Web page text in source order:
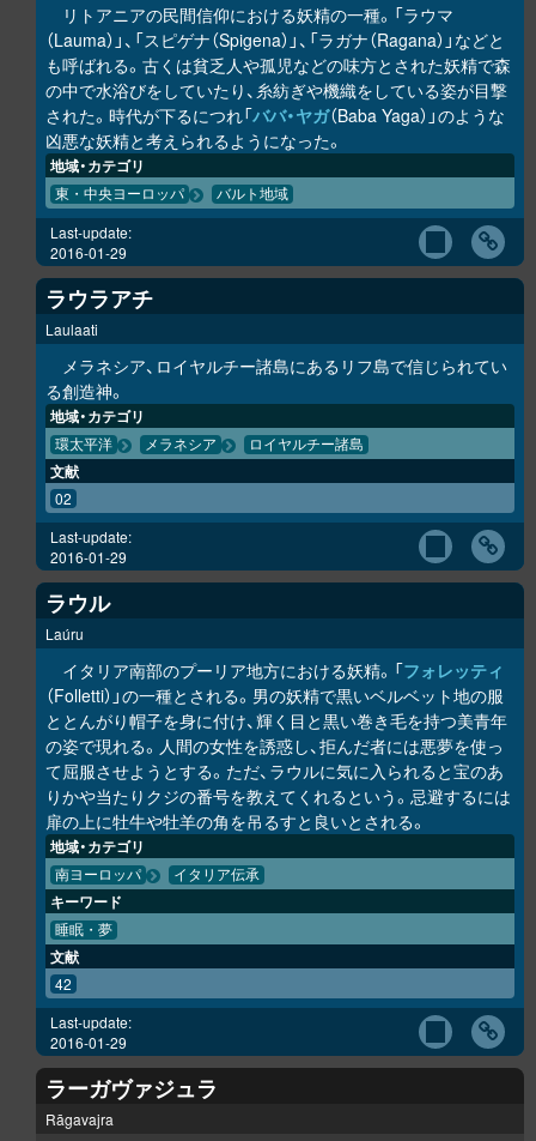
リトアニアの民間信仰における妖精の一種。「ラウマ
（Lauma）」、「スピゲナ（Spigena）」、「ラガナ（Ragana）」などと
も呼ばれる。古くは貧乏人や孤児などの味方とされた妖精で森
の中で水浴びをしていたり、糸紡ぎや機織をしている姿が目撃
された。時代が下るにつれ「ババ・ヤガ（Baba Yaga）」のような
凶悪な妖精と考えられるようになった。
地域・カテゴリ
東・中央ヨーロッパ バルト地域
Last-update:
2016-01-29
ラウラアチ
Laulaati
メラネシア、ロイヤルチー諸島にあるリフ島で信じられてい
る創造神。
地域・カテゴリ
環太平洋 メラネシア ロイヤルチー諸島
文献
02
Last-update:
2016-01-29
ラウル
Laúru
イタリア南部のプーリア地方における妖精。「フォレッティ
（Folletti）」の一種とされる。男の妖精で黒いベルベット地の服
ととんがり帽子を身に付け、輝く目と黒い巻き毛を持つ美青年
の姿で現れる。人間の女性を誘惑し、拒んだ者には悪夢を使っ
て屈服させようとする。ただ、ラウルに気に入られると宝のあ
りかや当たりクジの番号を教えてくれるという。忌避するには
扉の上に牡牛や牡羊の角を吊るすと良いとされる。
地域・カテゴリ
南ヨーロッパ イタリア伝承
キーワード
睡眠・夢
文献
42
Last-update:
2016-01-29
ラーガヴァジュラ
Rāgavajra